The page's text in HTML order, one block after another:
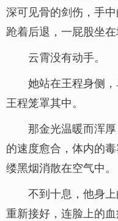
深可见骨的剑伤，手
跄着后退，一屁股坐
云霄没有动手。
她站在王程身侧
王程笼罩其中。
那金光温暖而浑
的速度愈合，体内的
缕黑烟消散在空气中。
不到十息，他身
重新接好，连脸上的血